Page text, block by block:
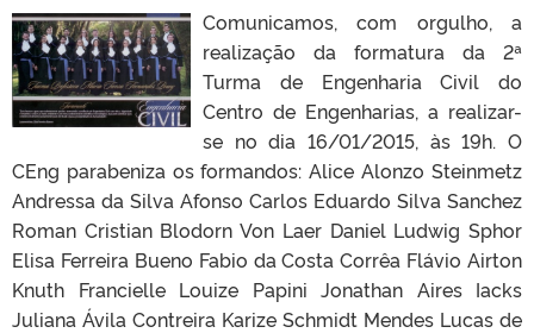
Comunicamos, com orgulho, a
realização da formatura da 2ª
Turma de Engenharia Civil do
Centro de Engenharias, a realizar-
se no dia 16/01/2015, às 19h. O
CEng parabeniza os formandos: Alice Alonzo Steinmetz
Andressa da Silva Afonso Carlos Eduardo Silva Sanchez
Roman Cristian Blodorn Von Laer Daniel Ludwig Sphor
Elisa Ferreira Bueno Fabio da Costa Corrêa Flávio Airton
Knuth Francielle Louize Papini Jonathan Aires Iacks
Juliana Ávila Contreira Karize Schmidt Mendes Lucas de